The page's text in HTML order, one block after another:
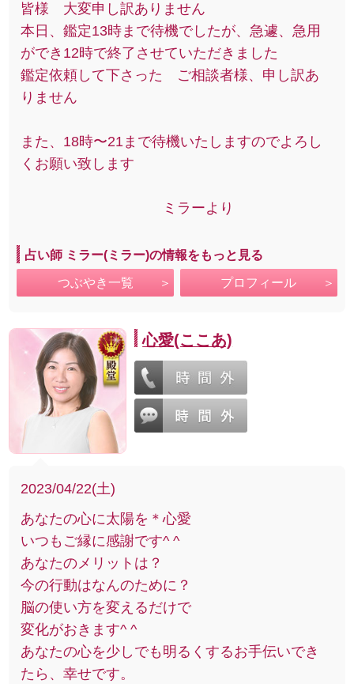
皆様 大変申し訳ありません
本日、鑑定13時まで待機でしたが、急遽、急用
ができ12時で終了させていただきました
鑑定依頼して下さった ご相談者様、申し訳あ
りません
また、18時〜21まで待機いたしますのでよろし
くお願い致します
ミラーより
占い師 ミラー(ミラー)の情報をもっと見る
つぶやき一覧 プロフィール
心愛(ここあ)
2023/04/22(土)
あなたの心に太陽を＊心愛
いつもご縁に感謝です^ ^
あなたのメリットは？
今の行動はなんのために？
脳の使い方を変えるだけで
変化がおきます^ ^
あなたの心を少しでも明るくするお手伝いでき
たら、幸せです。